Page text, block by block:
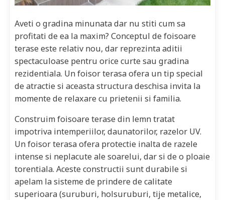
Aveti o gradina minunata dar nu stiti cum sa
profitati de ea la maxim? Conceptul de foisoare
terase este relativ nou, dar reprezinta aditii
spectaculoase pentru orice curte sau gradina
rezidentiala. Un foisor terasa ofera un tip special
de atractie si aceasta structura deschisa invita la
momente de relaxare cu prietenii si familia.
Construim foisoare terase din lemn tratat
impotriva intemperiilor, daunatorilor, razelor UV.
Un foisor terasa ofera protectie inalta de razele
intense si neplacute ale soarelui, dar si de o ploaie
torentiala. Aceste constructii sunt durabile si
apelam la sisteme de prindere de calitate
superioara (suruburi, holsuruburi, tije metalice,